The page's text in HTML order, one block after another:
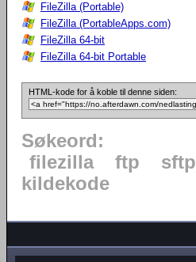
FileZilla (Portable)
FileZilla (PortableApps.com)
FileZilla 64-bit
FileZilla 64-bit Portable
HTML-kode for å koble til denne siden:
Søkeord:
filezilla
ftp sftp
kildekode